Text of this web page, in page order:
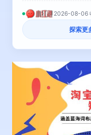
2026-08-06
探索更